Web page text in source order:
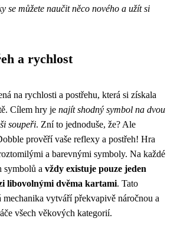
se můžete naučit něco nového a užít si
a rychlost
na rychlosti a postřehu, která si získala
Cílem hry je najít shodný symbol na dvou
soupeři. Zní to jednoduše, že? Ale
prověří vaše reflexy a postřeh! Hra
a barevnými symboly. Na každé
symbolů a vždy existuje pouze jeden
libovolnými dvěma kartami. Tato
mechanika vytváří překvapivě náročnou a
všech věkových kategorií.